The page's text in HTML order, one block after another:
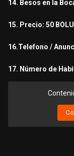
14. Besos en la
15. Precio: 50
16.Telefono /
17. Número de